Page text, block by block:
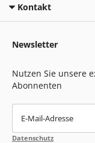
Kontakt
Newsletter
Nutzen Sie unsere
Abonnenten
E-Mail-Adresse
Datenschutz